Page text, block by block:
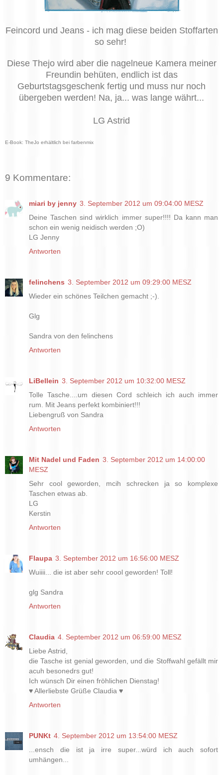
Feincord und Jeans - ich mag diese beiden Stoffarten
so sehr!
Diese Thejo wird aber die nagelneue Kamera meiner
Freundin behüten, endlich ist das
Geburtstagsgeschenk fertig und muss nur noch
übergeben werden! Na, ja... was lange währt...
LG Astrid
E-Book: TheJo erhältlich bei farbenmix
9 Kommentare:
miari by jenny 3. September 2012 um 09:04:00 MESZ
Deine Taschen sind wirklich immer super!!!! Da kann man
schon ein wenig neidisch werden ;O)
LG Jenny
Antworten
felinchens 3. September 2012 um 09:29:00 MESZ
Wieder ein schönes Teilchen gemacht ;-).
Glg
Sandra von den felinchens
Antworten
LiBellein 3. September 2012 um 10:32:00 MESZ
Tolle Tasche....um diesen Cord schleich ich auch immer
rum. Mit Jeans perfekt kombiniert!!!
Liebengruß von Sandra
Antworten
Mit Nadel und Faden 3. September 2012 um 14:00:00
MESZ
Sehr cool geworden, mcih schrecken ja so komplexe
Taschen etwas ab.
LG
Kerstin
Antworten
Flaupa 3. September 2012 um 16:56:00 MESZ
Wuiiii... die ist aber sehr coool geworden! Toll!
glg Sandra
Antworten
Claudia 4. September 2012 um 06:59:00 MESZ
Liebe Astrid,
die Tasche ist genial geworden, und die Stoffwahl gefällt mir
acuh besonedrs gut!
Ich wünsch Dir einen fröhlichen Dienstag!
♥ Allerliebste Grüße Claudia ♥
Antworten
PUNKt 4. September 2012 um 13:54:00 MESZ
...ensch die ist ja irre super...würd ich auch sofort
umhängen...